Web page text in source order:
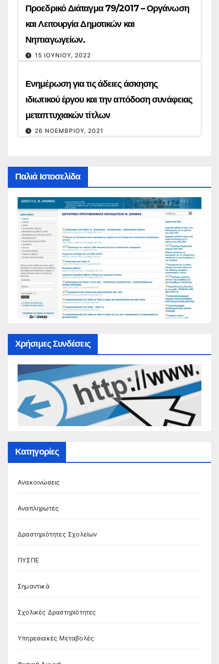
Προεδρικό Διάταγμα 79/2017 – Οργάνωση
και Λειτουργία Δημοτικών και
Νηπιαγωγείων.
15 ΙΟΥΝΊΟΥ, 2022
Ενημέρωση για τις άδειες άσκησης
ιδιωτικού έργου και την απόδοση συνάφειας
μεταπτυχιακών τίτλων
26 ΝΟΕΜΒΡΊΟΥ, 2021
Παλιά Ιστοσελίδα
Χρήσιμες Συνδέσεις
Κατηγορίες
Ανακοινώσεις
Αναπληρωτές
Δραστηριότητες Σχολείων
ΠΥΣΠΕ
Σημαντικά
Σχολικές Δραστηριότητες
Υπηρεσιακές Μεταβολές